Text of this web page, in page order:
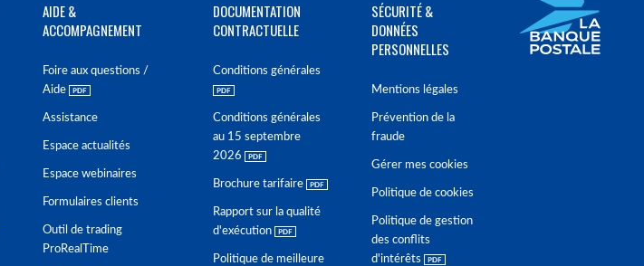
AIDE &
ACCOMPAGNEMENT
Foire aux questions /
Aide
Assistance
Espace actualités
Espace webinaires
Formulaires clients
Outil de trading
ProRealTime
DOCUMENTATION
CONTRACTUELLE
Conditions générales
Conditions générales
au 15 septembre
2026
Brochure tarifaire
Rapport sur la qualité
d'exécution
Politique de meilleure
SÉCURITÉ &
DONNÉES
PERSONNELLES
Mentions légales
Prévention de la
fraude
Gérer mes cookies
Politique de cookies
Politique de gestion
des conflits
d'intérêts